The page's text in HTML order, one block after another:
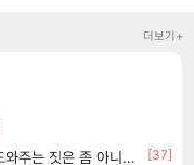
더보기+
짓은 좀 아니지않냐?
[37]